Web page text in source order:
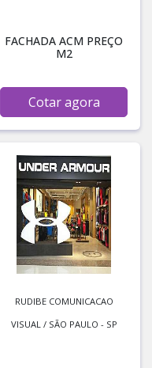
FACHADA ACM PREÇO
M2
Cotar agora
RUDIBE COMUNICACAO
VISUAL / SÃO PAULO - SP